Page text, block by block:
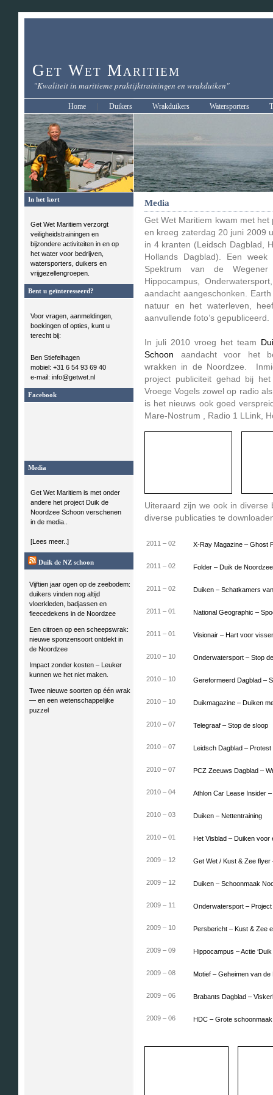
Get Wet Maritiem
"Kwaliteit in maritieme praktijktrainingen en wrakduiken"
Home Duikers Wrakduikers Watersporters
In het kort
Get Wet Maritiem verzorgt
veiligheidstrainingen en
bijzondere activiteiten in en op
het water voor bedrijven,
watersporters, duikers en
vrijgezellengroepen.
Bent u geïnteresseerd?
Voor vragen, aanmeldingen,
boekingen of opties, kunt u
terecht bij:
Ben Stiefelhagen
mobiel: +31 6 54 93 69 40
e-mail: info@getwet.nl
Facebook
Media
Get Wet Maritiem is met onder
andere het project Duik de
Noordzee Schoon verschenen
in de media..
[Lees meer..]
Duik de NZ schoon
Vijftien jaar ogen op de zeebodem:
duikers vinden nog altijd
vloerkleden, badjassen en
fleecedekens in de Noordzee
Een citroen op een scheepswrak:
nieuwe sponzensoort ontdekt in
de Noordzee
Impact zonder kosten – Leuker
kunnen we het niet maken.
Twee nieuwe soorten op één wrak
— en een wetenschappelijke
puzzel
Media
Get Wet Maritiem kwam met
en kreeg zaterdag 20 juni 2009
in 4 kranten (Leidsch Dagblad,
Hollands Dagblad). Een
Spektrum van de
Hippocampus,
aandacht aangeschonken.
natuur en het waterleven,
aanvullende foto’s gepubliceerd.
In juli 2010 vroeg het team
Schoon aandacht voor het
wrakken in de Noordzee.
project publiciteit gehad bij het
Vroege Vogels zowel op radio
is het nieuws ook goed
Mare-Nostrum , Radio 1 LLink,
Uiteraard zijn we ook in diverse
diverse publicaties te
2011 – 02 X-Ray Magazine – Ghost
2011 – 02 Folder – Duik de
2011 – 02 Duiken – Schatkamers
2011 – 01 National Geographic –
2011 – 01 Visionair – Hart voor
2010 – 10 Onderwatersport – Stop
2010 – 10 Gereformeerd Dagblad –
2010 – 10 Duikmagazine – Duiken
2010 – 07 Telegraaf – Stop de sloop
2010 – 07 Leidsch Dagblad –
2010 – 07 PCZ Zeeuws Dagblad –
2010 – 04 Athlon Car Lease Insider
2010 – 03 Duiken – Nettentraining
2010 – 01 Het Visblad – Duiken voor
2009 – 12 Get Wet / Kust & Zee
2009 – 12 Duiken – Schoonmaak
2009 – 11 Onderwatersport –
2009 – 10 Persbericht – Kust & Zee
2009 – 09 Hippocampus – Actie
2009 – 08 Motief – Geheimen van de
2009 – 06 Brabants Dagblad –
2009 – 06 HDC – Grote